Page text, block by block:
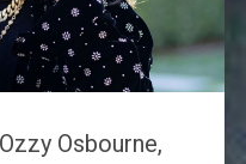
Osbourne,